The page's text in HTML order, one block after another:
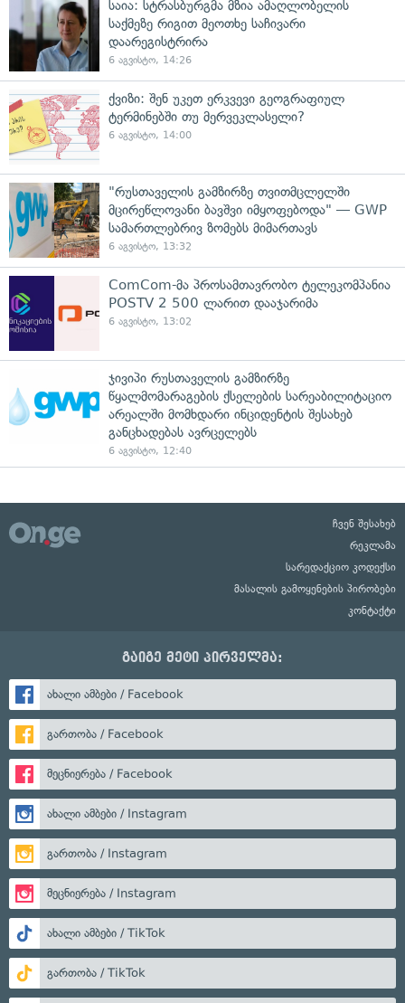
საია: სტრასბურგმა მზია ამაღლობელის
საქმეზე რიგით მეოთხე საჩივარი
დაარეგისტრირა
6 აგვისტო, 14:26
ქვიზი: შენ უკეთ ერკვევი გეოგრაფიულ
ტერმინებში თუ მერვეკლასელი?
6 აგვისტო, 14:00
"რუსთაველის გამზირზე თვითმცლელში
მცირეწლოვანი ბავშვი იმყოფებოდა" — GWP
სამართლებრივ ზომებს მიმართავს
6 აგვისტო, 13:32
ComCom-მა პროსამთავრობო ტელეკომპანია
POSTV 2 500 ლარით დააჯარიმა
6 აგვისტო, 13:02
ჯივიპი რუსთაველის გამზირზე
წყალმომარაგების ქსელების სარეაბილიტაციო
არეალში მომხდარი ინციდენტის შესახებ
განცხადებას ავრცელებს
6 აგვისტო, 12:40
ჩვენ შესახებ
რეკლამა
სარედაქციო კოდექსი
მასალის გამოყენების პირობები
კონტაქტი
გაიგე მეტი პირველმა:
ახალი ამბები / Facebook
გართობა / Facebook
მეცნიერება / Facebook
ახალი ამბები / Instagram
გართობა / Instagram
მეცნიერება / Instagram
ახალი ამბები / TikTok
გართობა / TikTok